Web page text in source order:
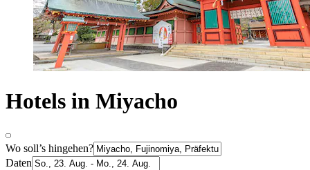
Hotels in Miyacho
Wo soll’s hingehen?
Daten